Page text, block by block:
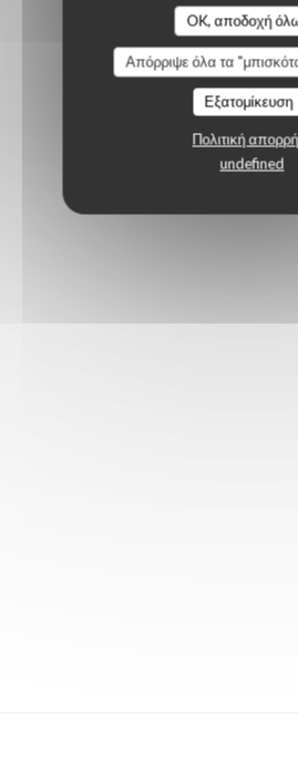
OK, αποδοχή
Απόρριψε όλα τα
Εξατομίκευση
Πολιτική
undefined